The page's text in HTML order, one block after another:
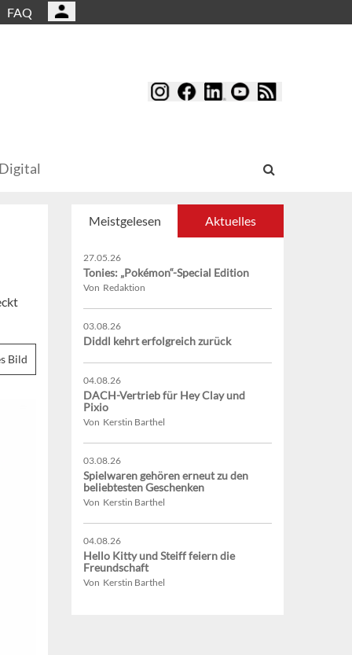
FAQ
Bild
Meistgelesen Aktuelles
27.05.26
Tonies: „Pokémon“-Special Edition
Von Redaktion
03.08.26
Diddl kehrt erfolgreich zurück
04.08.26
DACH-Vertrieb für Hey Clay und
Pixio
Von Kerstin Barthel
03.08.26
Spielwaren gehören erneut zu den
beliebtesten Geschenken
Von Kerstin Barthel
04.08.26
Hello Kitty und Steiff feiern die
Freundschaft
Von Kerstin Barthel